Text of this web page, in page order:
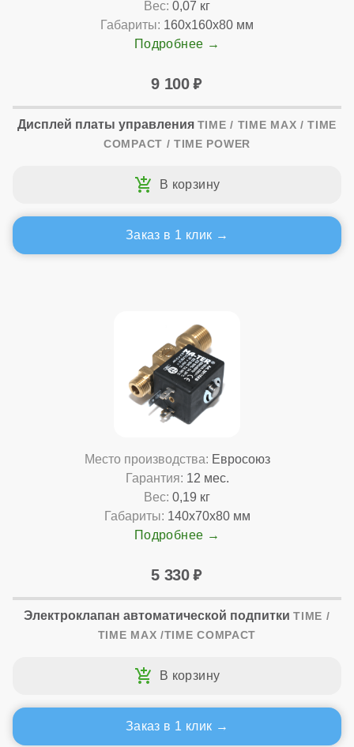
Вес: 0,07 кг
Габариты: 160x160x80 мм
Подробнее
9 100
Дисплей платы управления TIME / TIME MAX / TIME
COMPACT / TIME POWER
Заказ в 1 клик
Место производства: Евросоюз
Гарантия: 12 мес.
Вес: 0,19 кг
Габариты: 140x70x80 мм
Подробнее
5 330
Электроклапан автоматической подпитки TIME /
TIME MAX /TIME COMPACT
Заказ в 1 клик